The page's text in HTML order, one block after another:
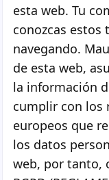
esta web. Tu
conozcas
navegando.
de esta web,
la información
cumplir con los
europeos que
los datos
web, por tanto,